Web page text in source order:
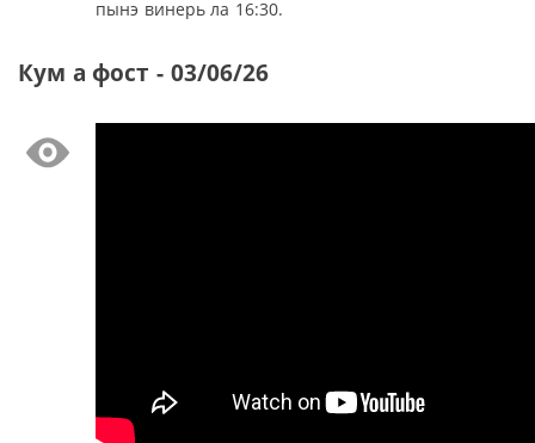
пынэ винерь ла 16:30.
Кум а фост - 03/06/26